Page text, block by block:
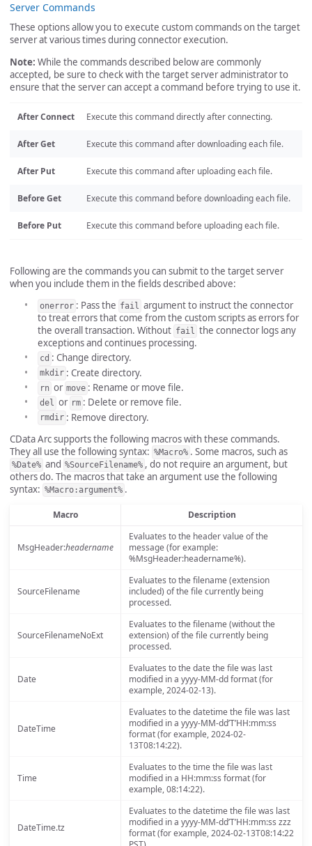
Server Commands
These options allow you to execute custom commands on the target
server at various times during connector execution.
Note: While the commands described below are commonly
accepted, be sure to check with the target server administrator to
ensure that the server can accept a command before trying to use it.
After Connect Execute this command directly after connecting.
After Get Execute this command after downloading each file.
After Put Execute this command after uploading each file.
Before Get Execute this command before downloading each file.
Before Put Execute this command before uploading each file.
Following are the commands you can submit to the target server
when you include them in the fields described above:
onerror : Pass the fail argument to instruct the connector
to treat errors that come from the custom scripts as errors for
the overall transaction. Without fail the connector logs any
exceptions and continues processing.
cd : Change directory.
mkdir : Create directory.
rn or move : Rename or move file.
del or rm : Delete or remove file.
rmdir : Remove directory.
CData Arc supports the following macros with these commands.
They all use the following syntax: %Macro% . Some macros, such as
%Date% and %SourceFilename% , do not require an argument, but
others do. The macros that take an argument use the following
syntax: %Macro:argument% .
Macro Description
MsgHeader:headername
Evaluates to the header value of the
message (for example:
%MsgHeader:headername%).
SourceFilename
Evaluates to the filename (extension
included) of the file currently being
processed.
SourceFilenameNoExt
Evaluates to the filename (without the
extension) of the file currently being
processed.
Date
Evaluates to the date the file was last
modified in a yyyy-MM-dd format (for
example, 2024-02-13).
DateTime
Evaluates to the datetime the file was last
modified in a yyyy-MM-dd’T’HH:mm:ss
format (for example, 2024-02-
13T08:14:22).
Time
Evaluates to the time the file was last
modified in a HH:mm:ss format (for
example, 08:14:22).
DateTime.tz
Evaluates to the datetime the file was last
modified in a yyyy-MM-dd’T’HH:mm:ss zzz
format (for example, 2024-02-13T08:14:22